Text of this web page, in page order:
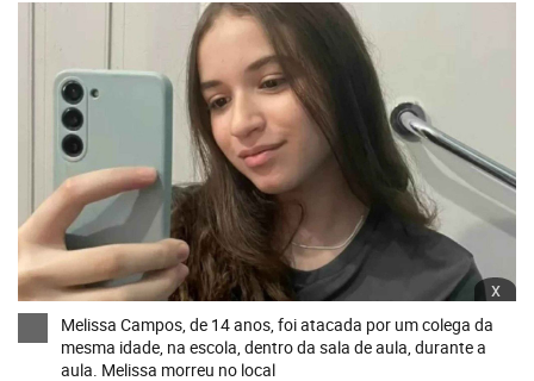
x
Melissa Campos, de 14 anos, foi atacada por um colega da
mesma idade, na escola, dentro da sala de aula, durante a
aula. Melissa morreu no local